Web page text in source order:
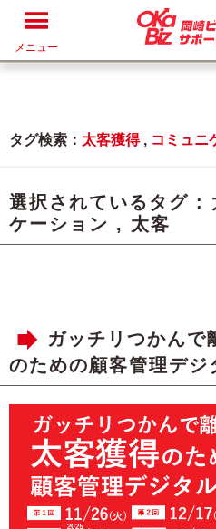
メニュー
タグ検索： 太客獲得, コミュニ
選択されているタグ :
ケーション , 太客
ガッチリつかんで
のための顧客管理デジ